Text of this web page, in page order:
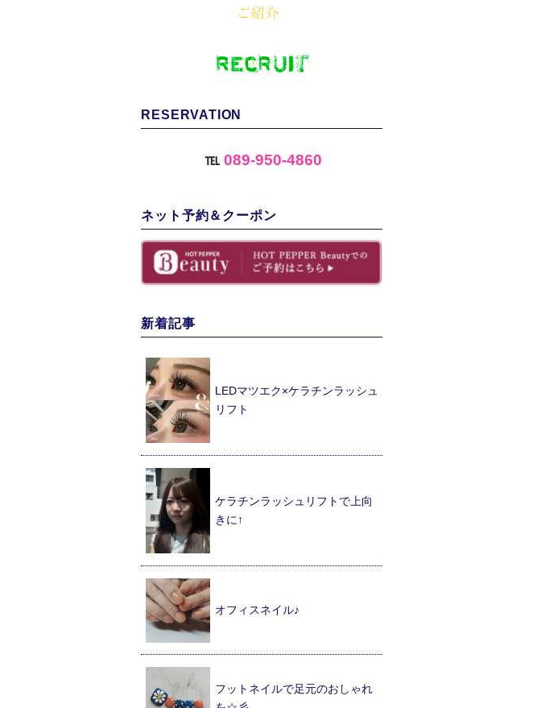
RESERVATION
℡089-950-4860
ネット予約＆クーポン
新着記事
LEDマツエク×ケラチンラッシュ
リフト
ケラチンラッシュリフトで上向
きに↑
オフィスネイル♪
フットネイルで足元のおしゃれ